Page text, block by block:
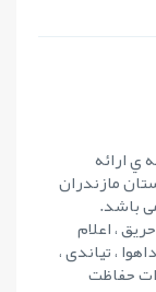
ي ارائه
مازندران
باشد.
، اعلام
، تیاندی ،
حفاظت